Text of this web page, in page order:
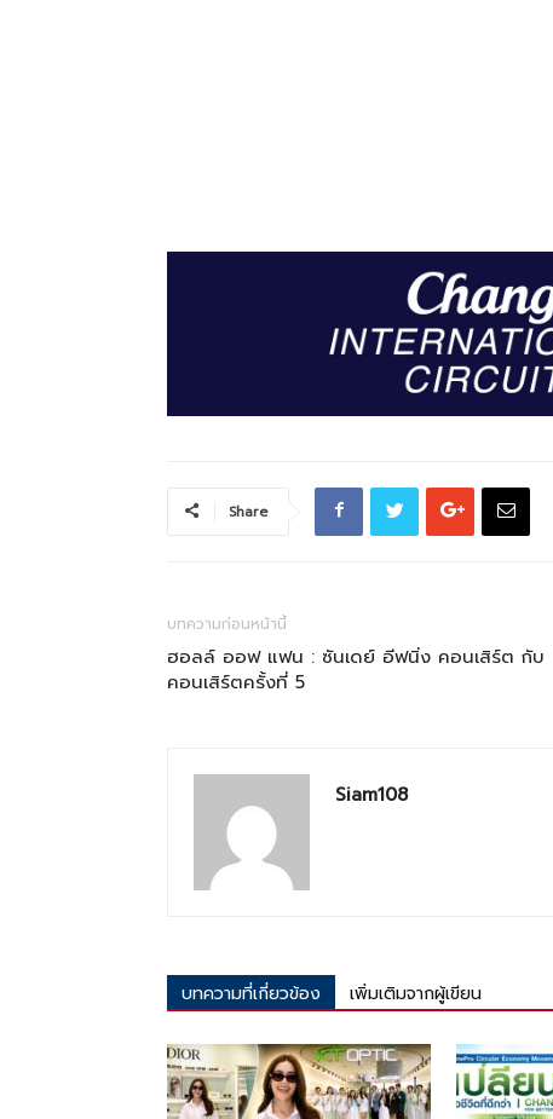
Share
บทความก่อนหน้านี้
ฮอลล์ ออฟ แฟน : ซันเดย์ อีฟนิ่ง คอนเสิร์ต กับ
คอนเสิร์ตครั้งที่ 5
Siam108
บทความที่เกี่ยวข้อง เพิ่มเติมจากผู้เขียน